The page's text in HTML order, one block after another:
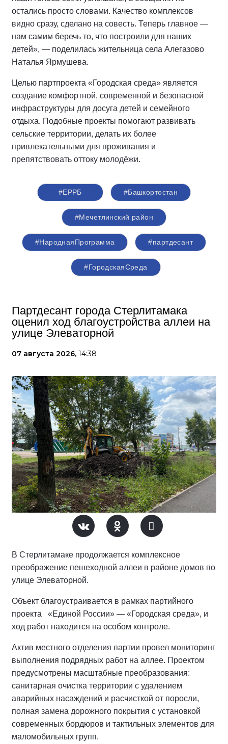
остались просто словами. Качество комплексов
видно сразу, сделано на совесть. Теперь главное —
нам самим беречь то, что построили для наших
детей», — поделилась жительница села Алегазово
Наталья Ярмушева.
Целью партпроекта «Городская среда» является
создание комфортной, современной и безопасной
инфраструктуры для досуга детей и семейного
отдыха. Подобные проекты помогают развивать
сельские территории, делать их более
привлекательными для проживания и
препятствовать оттоку молодёжи.
#ЕРРБ #Башкортостан
#Мечетлинский район
#НароднаяПрограмма #партдесант
#ГородскаяСреда
Партдесант города Стерлитамака
оценил ход благоустройства аллеи на
улице Элеваторной
07 августа 2026, 14:38
В Стерлитамаке продолжается комплексное
преображение пешеходной аллеи в районе домов по
улице Элеваторной.
Объект благоустраивается в рамках партийного
проекта «Единой России» — «Городская среда», и
ход работ находится на особом контроле.
Актив местного отделения партии провел мониторинг
выполнения подрядных работ на аллее. Проектом
предусмотрены масштабные преобразования:
санитарная очистка территории с удалением
аварийных насаждений и расчисткой от поросли,
полная замена дорожного покрытия с установкой
современных бордюров и тактильных элементов для
маломобильных групп.